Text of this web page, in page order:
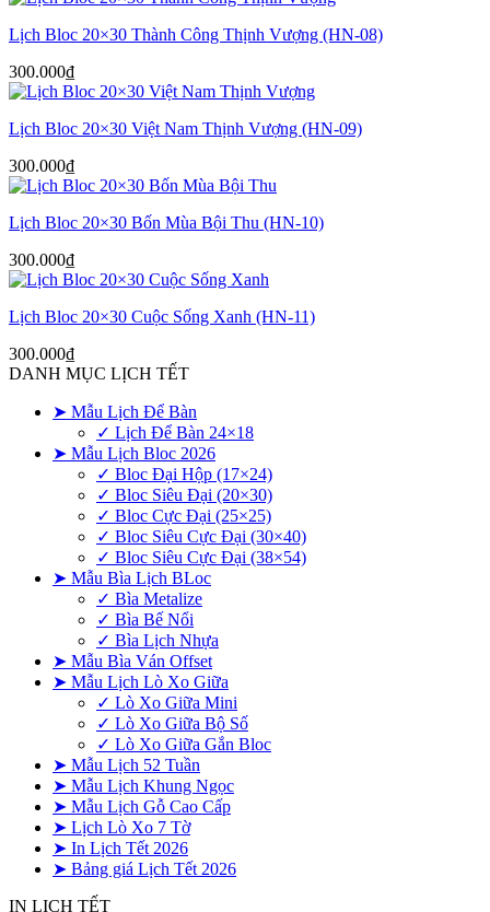
Lịch Bloc 20×30 Thành Công Thịnh Vượng (HN-08)
300.000₫
Lịch Bloc 20×30 Việt Nam Thịnh Vượng (HN-09)
300.000₫
Lịch Bloc 20×30 Bốn Mùa Bội Thu (HN-10)
300.000₫
Lịch Bloc 20×30 Cuộc Sống Xanh (HN-11)
300.000₫
DANH MỤC LỊCH TẾT
➤ Mẫu Lịch Để Bàn
✓ Lịch Để Bàn 24×18
➤ Mẫu Lịch Bloc 2026
✓ Bloc Đại Hộp (17×24)
✓ Bloc Siêu Đại (20×30)
✓ Bloc Cực Đại (25×25)
✓ Bloc Siêu Cực Đại (30×40)
✓ Bloc Siêu Cực Đại (38×54)
➤ Mẫu Bìa Lịch BLoc
✓ Bìa Metalize
✓ Bìa Bế Nổi
✓ Bìa Lịch Nhựa
➤ Mẫu Bìa Ván Offset
➤ Mẫu Lịch Lò Xo Giữa
✓ Lò Xo Giữa Mini
✓ Lò Xo Giữa Bộ Số
✓ Lò Xo Giữa Gắn Bloc
➤ Mẫu Lịch 52 Tuần
➤ Mẫu Lịch Khung Ngọc
➤ Mẫu Lịch Gỗ Cao Cấp
➤ Lịch Lò Xo 7 Tờ
➤ In Lịch Tết 2026
➤ Bảng giá Lịch Tết 2026
IN LỊCH TẾT